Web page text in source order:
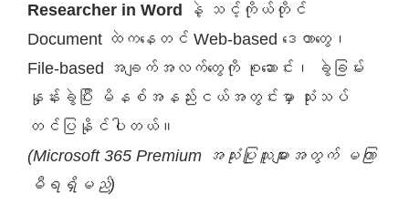
Researcher in Word
နဲ့ သင့်ကိုယ်တိုင်
Document ထဲကနေတင် Web-based ဒေတာတွေ၊
File-based အချက်အလက်တွေကို စုဆောင်း၊ ခွဲခြမ်း
နှုန်းခွဲပြီး မိနစ်အနည်းငယ်အတွင်းမှာ သုံးသပ်
တင်ပြနိုင်ပါတယ်။
(Microsoft 365 Premium အသုံးပြုသူများအတွက် မကြာ
မီရရှိမည်)